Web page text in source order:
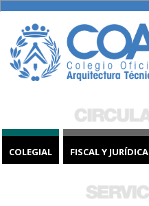
COLEGIAL FISCAL Y JURÍDICA